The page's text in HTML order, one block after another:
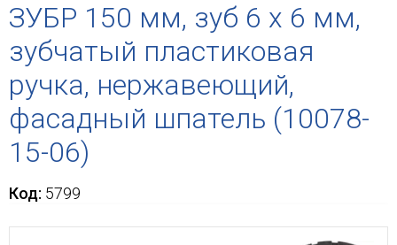
ЗУБР 150 мм, зуб 6 х 6 мм,
зубчатый пластиковая
ручка, нержавеющий,
фасадный шпатель (10078-
15-06)
Код: 5799